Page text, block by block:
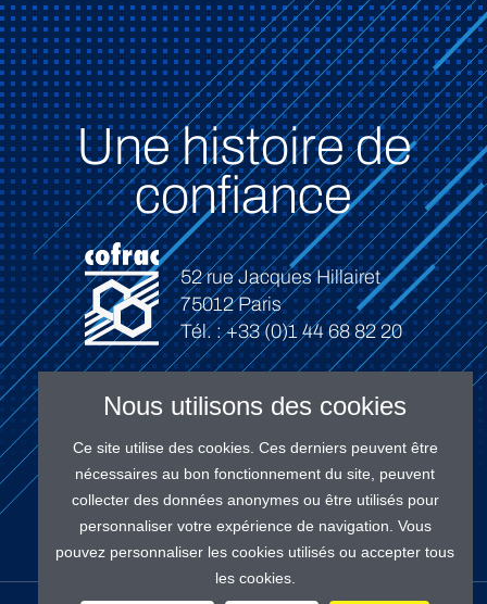
Une histoire de
confiance
52 rue Jacques Hillairet
75012 Paris
Tél. : +33 (0)1 44 68 82 20
Connexion
Nous utilisons des cookies
Ce site utilise des cookies. Ces derniers peuvent être
nécessaires au bon fonctionnement du site, peuvent
collecter des données anonymes ou être utilisés pour
personnaliser votre expérience de navigation. Vous
pouvez personnaliser les cookies utilisés ou accepter tous
les cookies.